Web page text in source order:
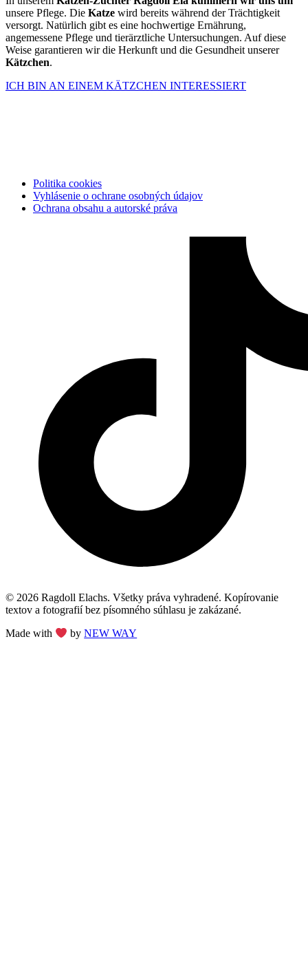
unsere Pflege. Die Katze wird bereits während der Trächtigkeit
versorgt. Natürlich gibt es eine hochwertige Ernährung,
angemessene Pflege und tierärztliche Untersuchungen. Auf diese
Weise garantieren wir die Herkunft und die Gesundheit unserer
Kätzchen.
ICH BIN AN EINEM KÄTZCHEN INTERESSIERT
Politika cookies
Vyhlásenie o ochrane osobných údajov
Ochrana obsahu a autorské práva
© 2026 Ragdoll Elachs. Všetky práva vyhradené. Kopírovanie
textov a fotografií bez písomného súhlasu je zakázané.
Made with byNEW WAY